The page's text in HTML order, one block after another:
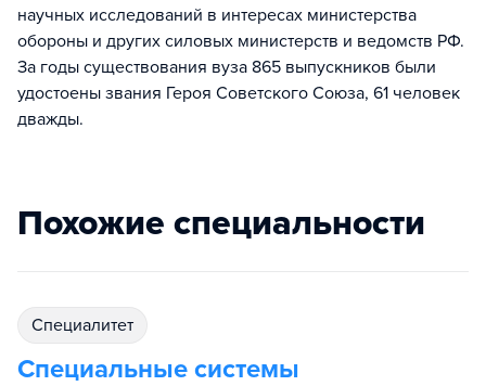
научных исследований в интересах министерства
обороны и других силовых министерств и ведомств РФ.
За годы существования вуза 865 выпускников были
удостоены звания Героя Советского Союза, 61 человек
дважды.
Похожие специальности
специалитет
Специальные системы